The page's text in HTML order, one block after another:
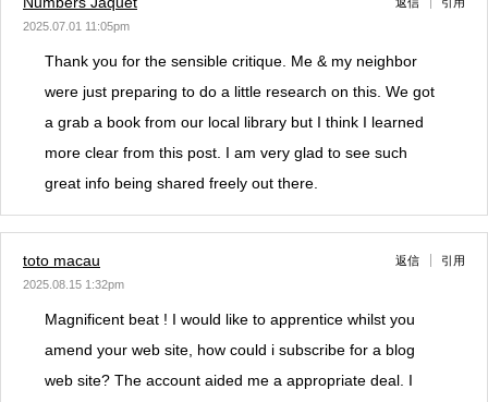
2025.07.01 11:05pm
返信 引用
Thank you for the sensible critique. Me & my neighbor
were just preparing to do a little research on this. We got
a grab a book from our local library but I think I learned
more clear from this post. I am very glad to see such
great info being shared freely out there.
toto macau
2025.08.15 1:32pm
返信 引用
Magnificent beat ! I would like to apprentice whilst you
amend your web site, how could i subscribe for a blog
web site? The account aided me a appropriate deal. I